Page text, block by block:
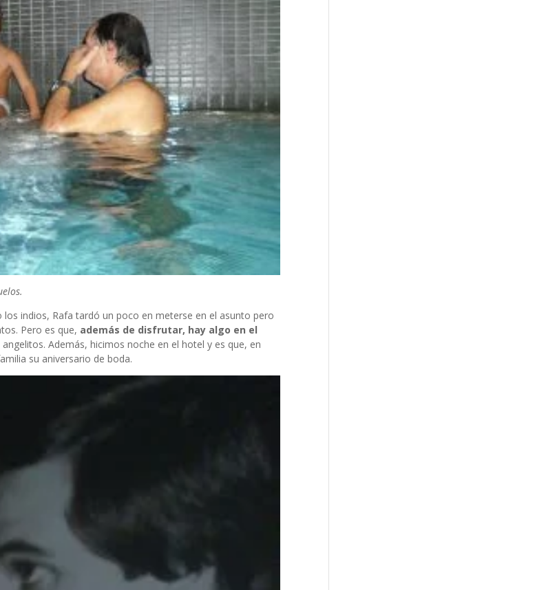
indios, Rafa tardó un poco en meterse en el asunto pero
Pero es que, además de disfrutar, hay algo en el
Además, hicimos noche en el hotel y es que, en
su aniversario de boda.